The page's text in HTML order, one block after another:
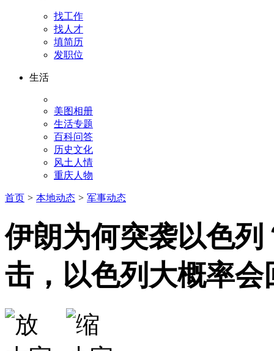
找工作
找人才
填简历
发职位
生活
美图相册
生活专题
百科问答
历史文化
风土人情
重庆人物
首页 > 本地动态 > 军事动态
伊朗为何突袭以色
击，以色列大概率会